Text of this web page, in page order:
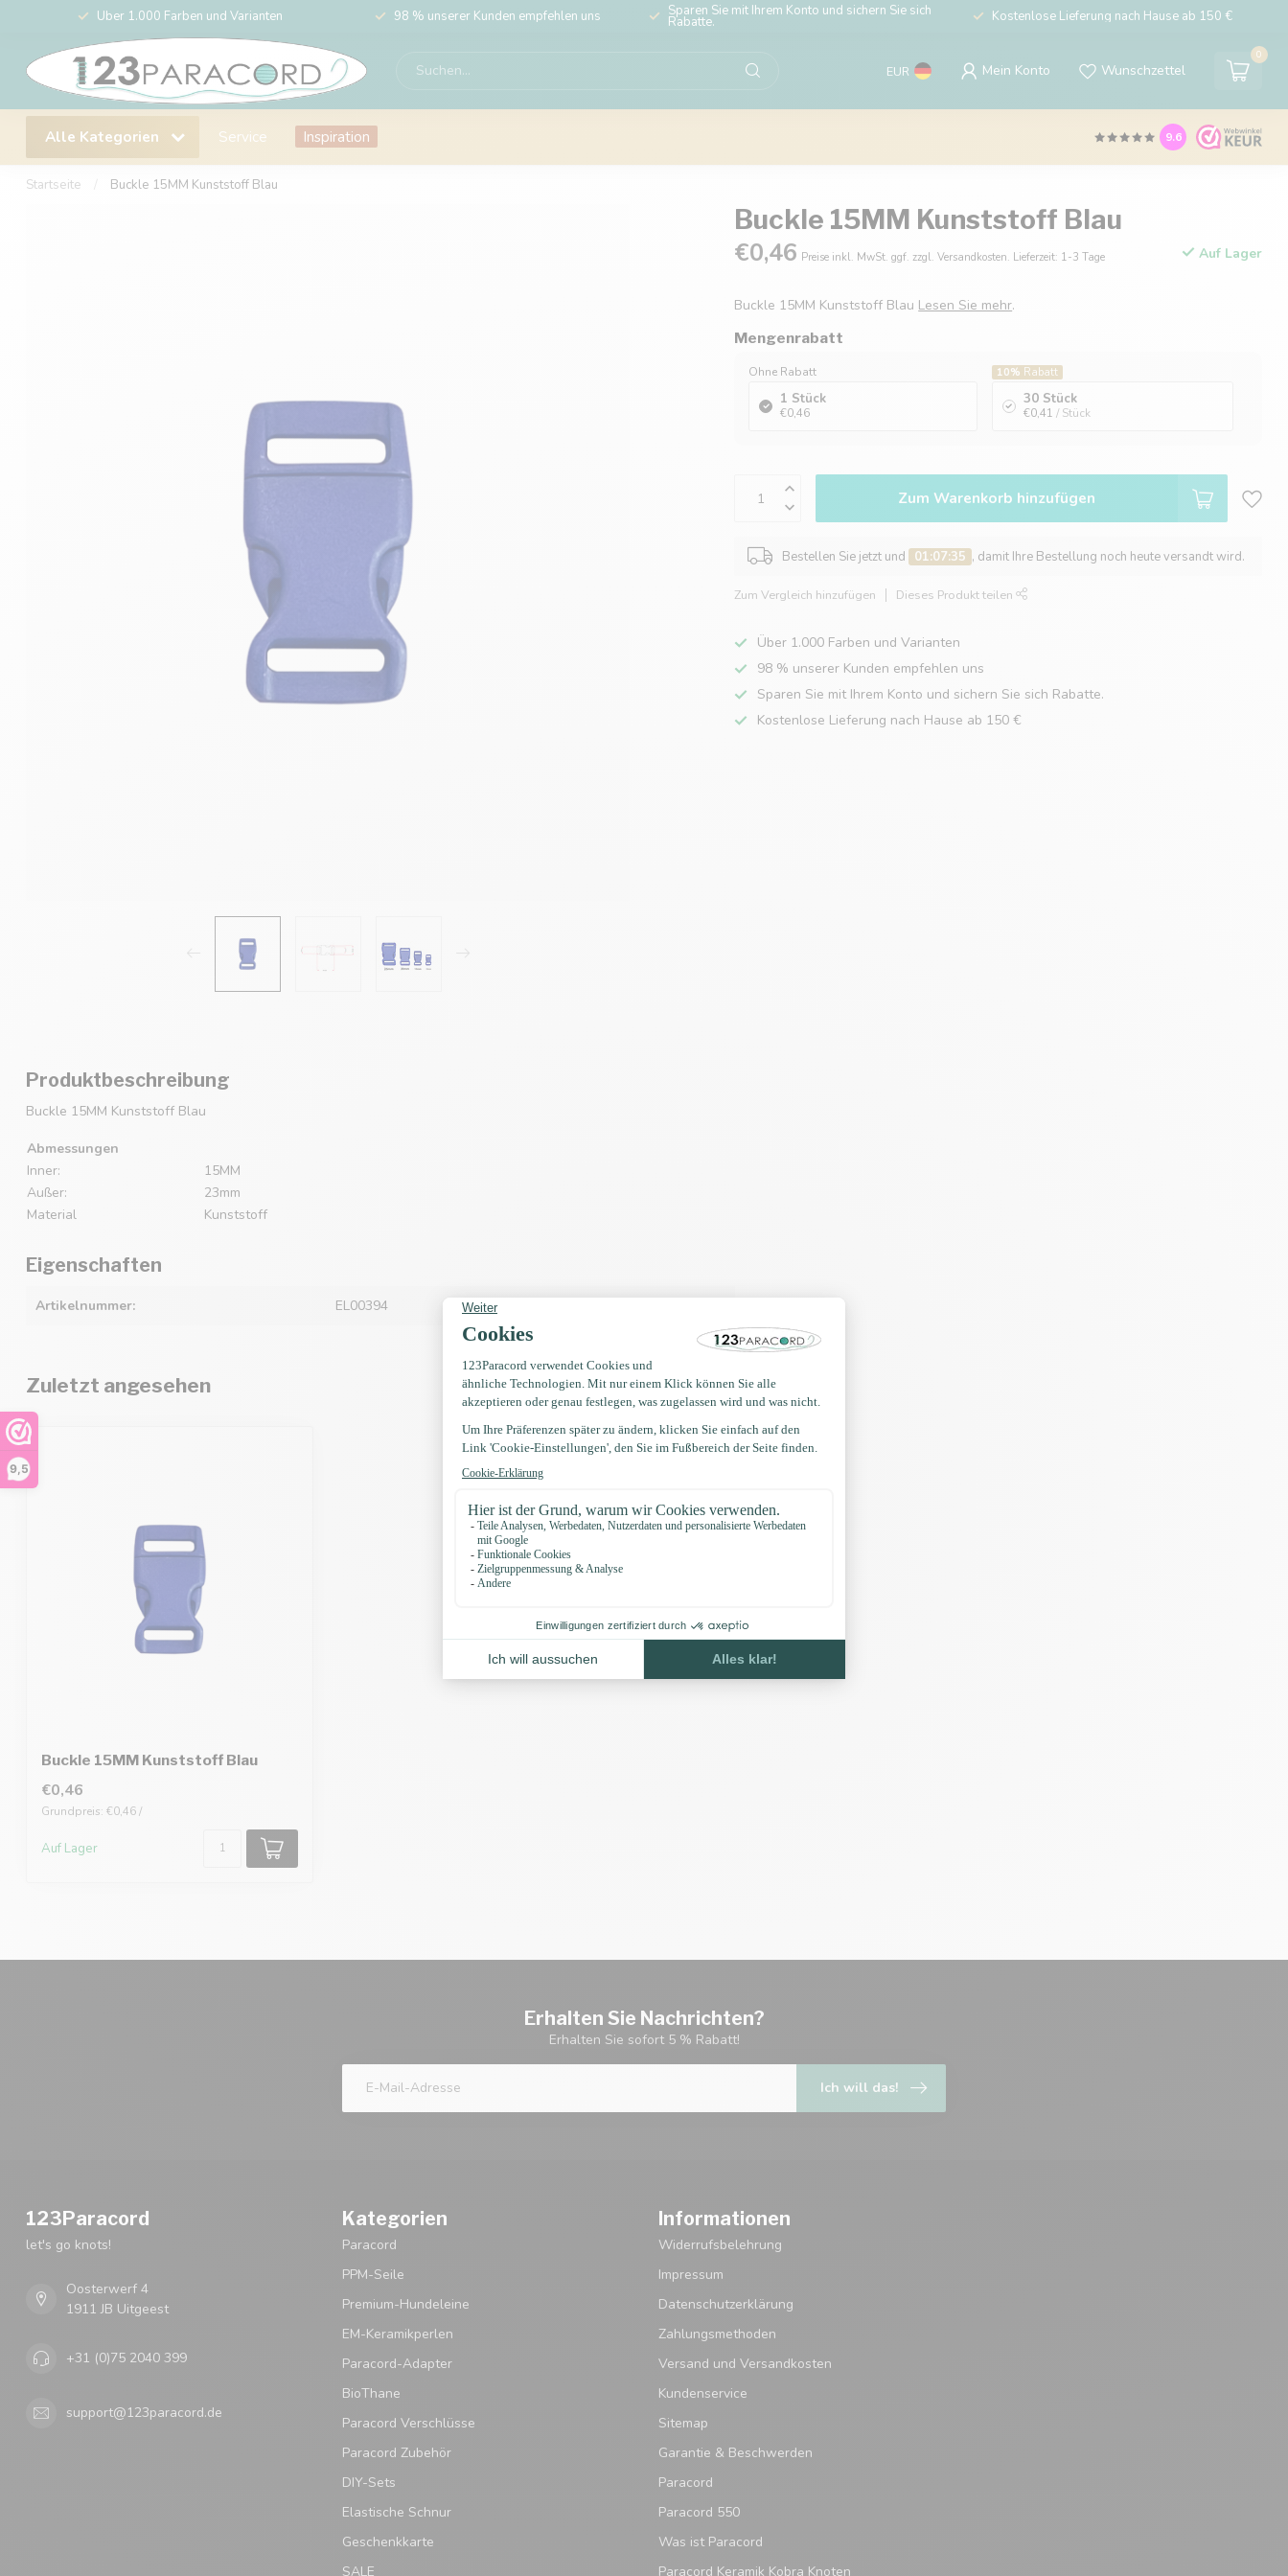
9,5
Über 1.000 Farben und Varianten 98 % unserer Kunden empfehlen uns Sparen Sie mit Ihrem Konto und sichern Sie sich
Rabatte. Kostenlose Lieferung nach Hause ab 150 €
EUR Mein Konto Wunschzettel
0
Alle Kategorien Service Inspiration 9.6
Startseite Buckle 15MM Kunststoff Blau
Buckle 15MM Kunststoff Blau
€0,46 Preise inkl. MwSt. ggf. zzgl. Versandkosten. Lieferzeit: 1-3 Tage Auf Lager
Buckle 15MM Kunststoff Blau Lesen Sie mehr.
Mengenrabatt
Ohne Rabatt
1 Stück
€0,46
10% Rabatt
30 Stück
€0,41 / Stück
Zum Warenkorb hinzufügen
Bestellen Sie jetzt und 01:07:34 , damit Ihre Bestellung noch heute versandt wird.
Zum Vergleich hinzufügen Dieses Produkt teilen
Über 1.000 Farben und Varianten
98 % unserer Kunden empfehlen uns
Sparen Sie mit Ihrem Konto und sichern Sie sich Rabatte.
Kostenlose Lieferung nach Hause ab 150 €
Produktbeschreibung
Buckle 15MM Kunststoff Blau
Abmessungen
Inner:
15MM
Außer:
23mm
Material
Kunststoff
Eigenschaften
Artikelnummer: EL00394
Zuletzt angesehen
Buckle 15MM Kunststoff Blau
€0,46
Grundpreis: €0,46 /
Auf Lager
Erhalten Sie Nachrichten?
Erhalten Sie sofort 5 % Rabatt!
Ich will das!
123Paracord
let's go knots!
Oosterwerf 4
1911 JB Uitgeest
+31 (0)75 2040 399
support@123paracord.de
Kategorien
Paracord
PPM-Seile
Premium-Hundeleine
EM-Keramikperlen
Paracord-Adapter
BioThane
Paracord Verschlüsse
Paracord Zubehör
DIY-Sets
Elastische Schnur
Geschenkkarte
SALE
Informationen
Widerrufsbelehrung
Impressum
Datenschutzerklärung
Zahlungsmethoden
Versand und Versandkosten
Kundenservice
Sitemap
Garantie & Beschwerden
Paracord
Paracord 550
Was ist Paracord
Paracord Keramik Kobra Knoten